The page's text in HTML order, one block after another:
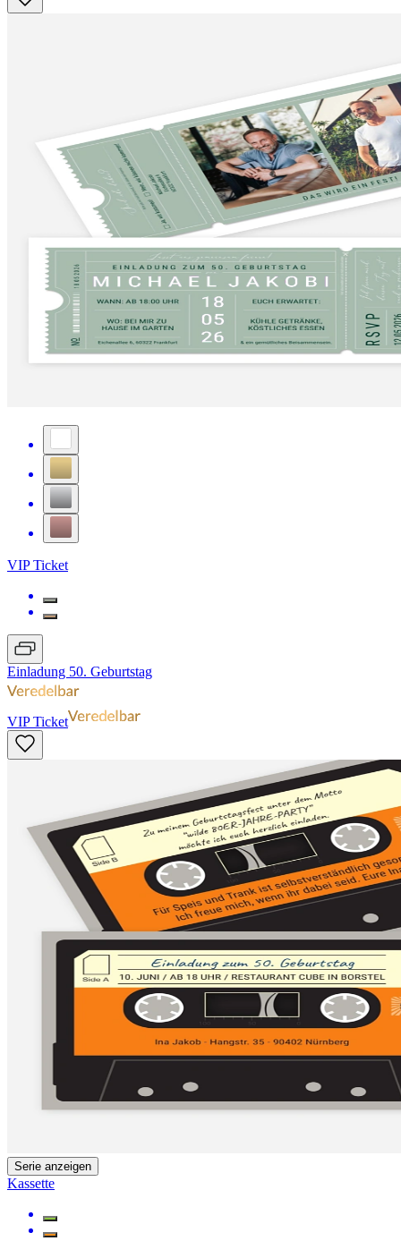
VIP Ticket
Einladung 50. Geburtstag
VIP Ticket
Serie anzeigen
Kassette